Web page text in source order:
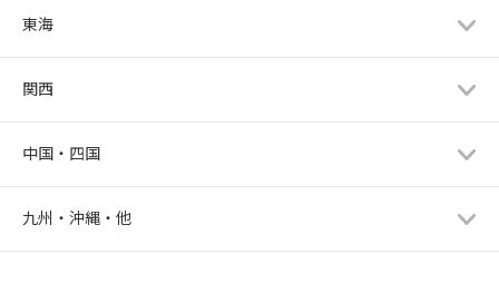
東海
関西
中国・四国
九州・沖縄・他